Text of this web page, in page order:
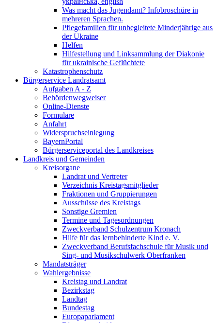
Was macht das Jugendamt? Infobroschüre in
mehreren Sprachen.
Pflegefamilien für unbegleitete Minderjährige aus
der Ukraine
Helfen
Hilfestellung und Linksammlung der Diakonie
für ukrainische Geflüchtete
Katastrophenschutz
Bürgerservice Landratsamt
Aufgaben A - Z
Behördenwegweiser
Online-Dienste
Formulare
Anfahrt
Widerspruchseinlegung
BayernPortal
Bürgerserviceportal des Landkreises
Landkreis und Gemeinden
Kreisorgane
Landrat und Vertreter
Verzeichnis Kreistagsmitglieder
Fraktionen und Gruppierungen
Ausschüsse des Kreistags
Sonstige Gremien
Termine und Tagesordnungen
Zweckverband Schulzentrum Kronach
Hilfe für das lernbehinderte Kind e. V.
Zweckverband Berufsfachschule für Musik und
Sing- und Musikschulwerk Oberfranken
Mandatsträger
Wahlergebnisse
Kreistag und Landrat
Bezirkstag
Landtag
Bundestag
Europaparlament